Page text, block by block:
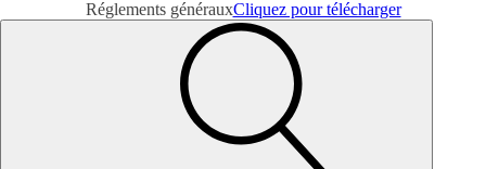
Réglements générauxCliquez pour télécharger